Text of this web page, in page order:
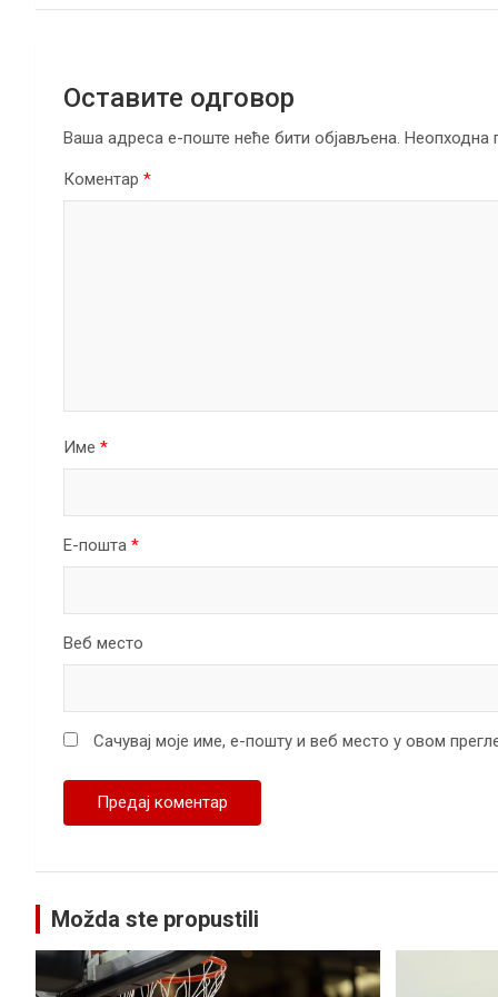
Оставите одговор
Ваша адреса е-поште неће бити објављена. Неопходна
Коментар *
Име *
Е-пошта *
Веб место
Сачувај моје име, е-пошту и веб место у овом
Možda ste propustili